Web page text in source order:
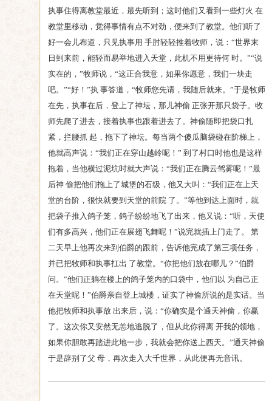
执事住得离教堂最近，最先听到；这时他们又看到一些灯火 在
教堂里移动，觉得事情有点不对劲，便来到了教堂。他们听了
好一会儿布道，只见执事用 手肘轻轻推着牧师，说：“世界末
日到来前，能轻而易举地进入天堂，此机不用更待何 时。”“说
实在的，”牧师说，“这正合我意，如果你愿意，我们一块走
吧。”“好！”执 事答道，“牧师您先请，我随后就来。”于是牧师
在先，执事在后，登上了神坛，那儿神偷 正张开那只袋子。牧
师先爬了进去，接着执事也跟着进去了。神偷随即把袋口扎
紧，拦腰抓 起，拖下了神坛。每当两个傻瓜脑袋碰在阶梯上，
他就高声说：“我们正在穿山越岭呢！” 到了村口时他也是这样
拖着，当他横过泥坑时就大声说：“我们正在腾云驾雾呢！”最
后神 偷把他们拖上了城堡的石级，他又大叫：“我们正在上天
堂的台阶，很快就要到天堂的前院 了。”等他到达上面时，就
把袋子推入鸽子笼，鸽子纷纷地飞了出来，他又说：“听，天使
们有多高兴，他们正在展翅飞舞呢！”说完就插上门走了。 第
二天早上他再次来到伯爵的跟前，告诉他完成了第三项任务，
并已把牧师和执事扛出 了教堂。“你把他们放在哪儿？”伯爵
问。“他们正躺在楼上的鸽子笼内的口袋中，他们以 为自己正
在天堂呢！”伯爵亲自登上城楼，证实了神偷所说的是实话。当
他把牧师和执事放 出来后，说：“你确实是个通天神偷，你赢
了。这次你又安然无恙地逃脱了，但从此你得离 开我的领地，
如果你胆敢再踏进此地一步，我就会把你送上西天。”通天神偷
于是辞别了父 母，再次走入大千世界，从此便再无音讯。